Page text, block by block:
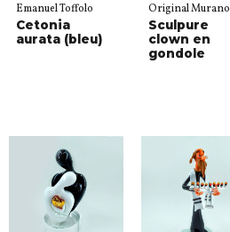
Emanuel Toffolo
Cetonia
aurata (bleu)
Original Murano
Sculpure
clown en
gondole